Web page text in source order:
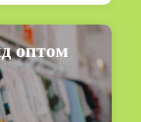
оптом